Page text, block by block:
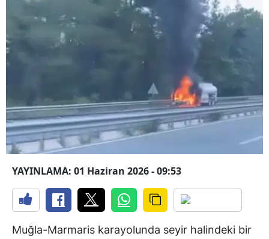
YAYINLAMA: 01 Haziran 2026 - 09:53
Muğla-Marmaris karayolunda seyir halindeki bir